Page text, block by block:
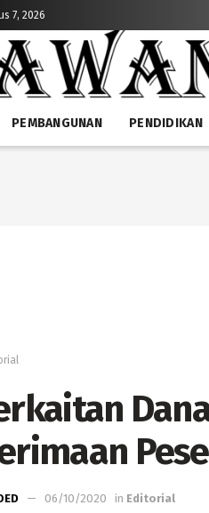
7, 2026
PEMBANGUNAN PENDIDIKAN
06/10/2020 in Editorial